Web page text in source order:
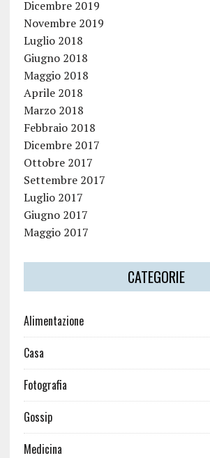
Dicembre 2019
Novembre 2019
Luglio 2018
Giugno 2018
Maggio 2018
Aprile 2018
Marzo 2018
Febbraio 2018
Dicembre 2017
Ottobre 2017
Settembre 2017
Luglio 2017
Giugno 2017
Maggio 2017
CATEGORIE
Alimentazione
Casa
Fotografia
Gossip
Medicina